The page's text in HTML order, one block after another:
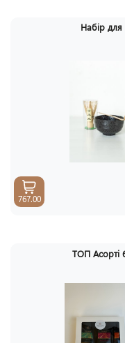
Набір
767.00
ТОП Асорті